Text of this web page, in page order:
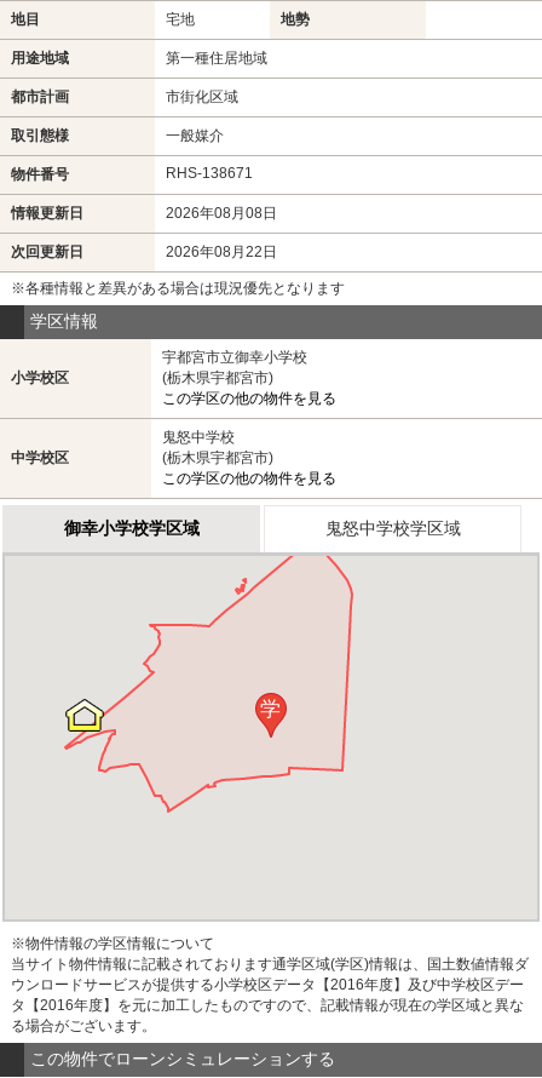
地目 宅地 地勢
用途地域 第一種住居地域
都市計画 市街化区域
取引態様 一般媒介
物件番号 RHS-138671
情報更新日 2026年08月08日
次回更新日 2026年08月22日
※各種情報と差異がある場合は現況優先となります
学区情報
小学校区
宇都宮市立御幸小学校
(栃木県宇都宮市)
この学区の他の物件を見る
中学校区
鬼怒中学校
(栃木県宇都宮市)
この学区の他の物件を見る
御幸小学校学区域 鬼怒中学校学区域
学
※物件情報の学区情報について
当サイト物件情報に記載されております通学区域(学区)情報は、国土数値情報ダ
ウンロードサービスが提供する小学校区データ【2016年度】及び中学校区デー
タ【2016年度】を元に加工したものですので、記載情報が現在の学区域と異な
る場合がございます。
この物件でローンシミュレーションする